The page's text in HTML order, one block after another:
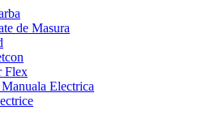
de Masura
Flex
Electrica